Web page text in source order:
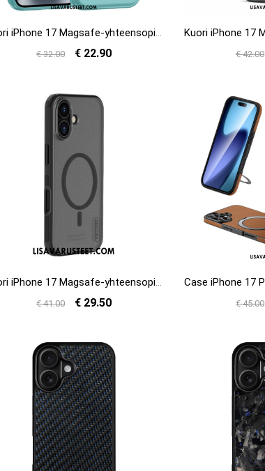
Kuori iPhone 17 Magsafe-yhteensopiva Hybridiiskunsuojauksen Kanssa Suojakuori
€ 32.00 € 22.90 € 42.00
Kuori iPhone 17 Magsafe-yhteensopiva Frosted Shield Pro Nillkinin Kanssa
€ 41.00 € 29.50 € 45.00